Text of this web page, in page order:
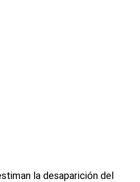
la desaparición del